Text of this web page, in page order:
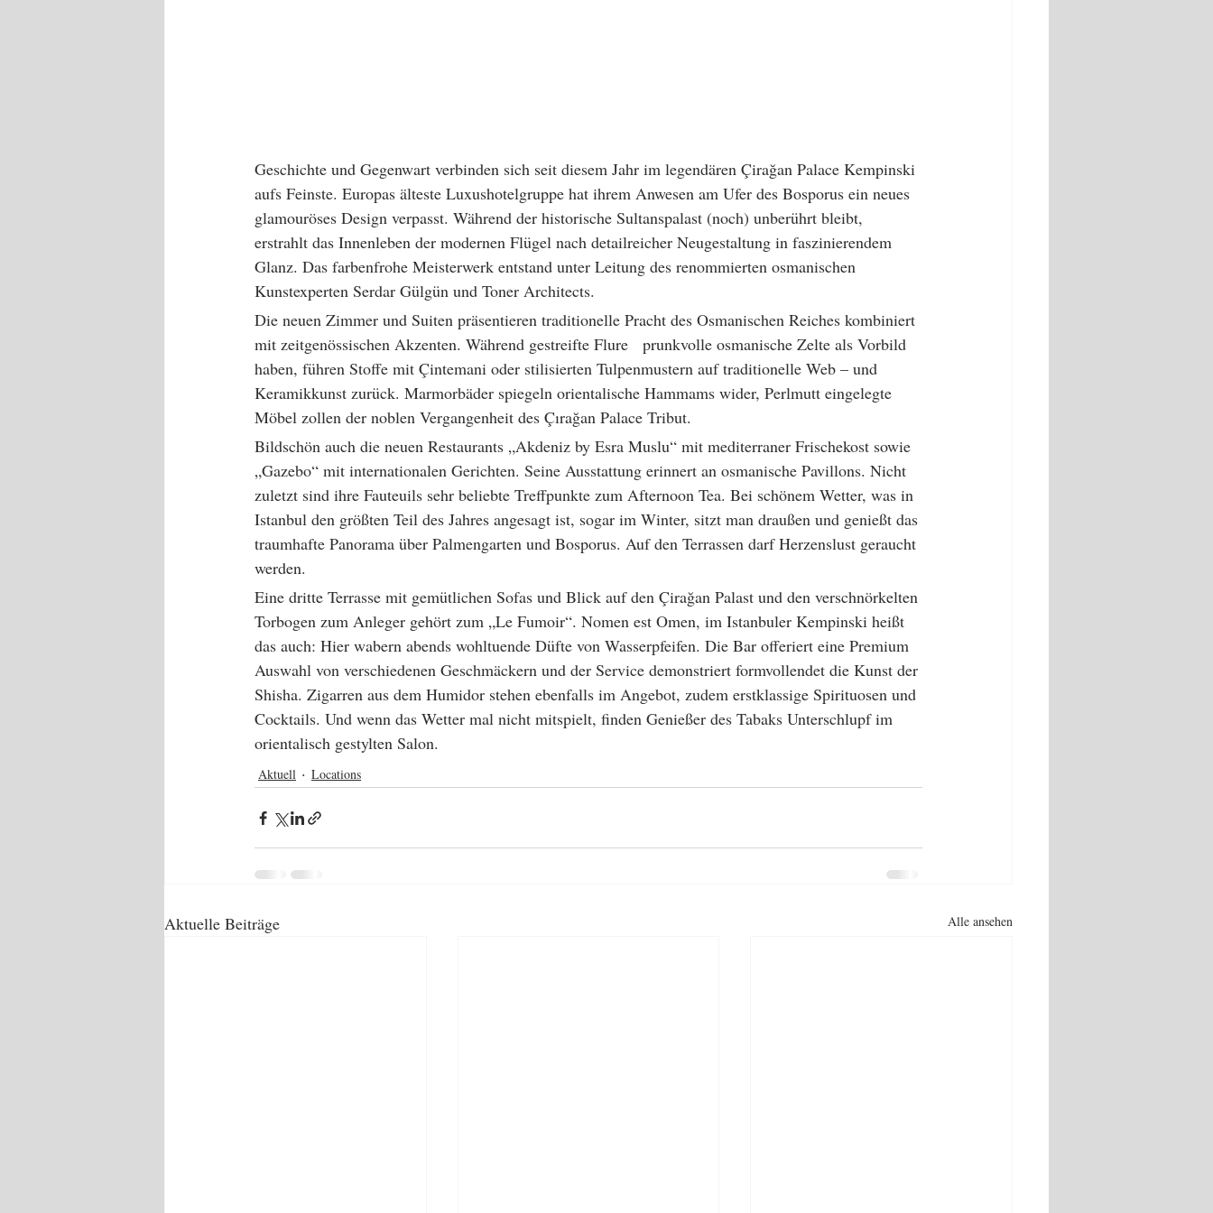
Geschichte und Gegenwart verbinden sich seit diesem Jahr im legendären Çirağan Palace Kempinski
aufs Feinste. Europas älteste Luxushotelgruppe hat ihrem Anwesen am Ufer des Bosporus ein neues
glamouröses Design verpasst. Während der historische Sultanspalast (noch) unberührt bleibt,
erstrahlt das Innenleben der modernen Flügel nach detailreicher Neugestaltung in faszinierendem
Glanz. Das farbenfrohe Meisterwerk entstand unter Leitung des renommierten osmanischen
Kunstexperten Serdar Gülgün und Toner Architects.
Die neuen Zimmer und Suiten präsentieren traditionelle Pracht des Osmanischen Reiches kombiniert
mit zeitgenössischen Akzenten. Während gestreifte Flure   prunkvolle osmanische Zelte als Vorbild
haben, führen Stoffe mit Çintemani oder stilisierten Tulpenmustern auf traditionelle Web – und
Keramikkunst zurück. Marmorbäder spiegeln orientalische Hammams wider, Perlmutt eingelegte
Möbel zollen der noblen Vergangenheit des Çırağan Palace Tribut.
Bildschön auch die neuen Restaurants „Akdeniz by Esra Muslu“ mit mediterraner Frischekost sowie
„Gazebo“ mit internationalen Gerichten. Seine Ausstattung erinnert an osmanische Pavillons. Nicht
zuletzt sind ihre Fauteuils sehr beliebte Treffpunkte zum Afternoon Tea. Bei schönem Wetter, was in
Istanbul den größten Teil des Jahres angesagt ist, sogar im Winter, sitzt man draußen und genießt das
traumhafte Panorama über Palmengarten und Bosporus. Auf den Terrassen darf Herzenslust geraucht
werden.
Eine dritte Terrasse mit gemütlichen Sofas und Blick auf den Çirağan Palast und den verschnörkelten
Torbogen zum Anleger gehört zum „Le Fumoir“. Nomen est Omen, im Istanbuler Kempinski heißt
das auch: Hier wabern abends wohltuende Düfte von Wasserpfeifen. Die Bar offeriert eine Premium
Auswahl von verschiedenen Geschmäckern und der Service demonstriert formvollendet die Kunst der
Shisha. Zigarren aus dem Humidor stehen ebenfalls im Angebot, zudem erstklassige Spirituosen und
Cocktails. Und wenn das Wetter mal nicht mitspielt, finden Genießer des Tabaks Unterschlupf im
orientalisch gestylten Salon.
Aktuell Locations
Aktuelle Beiträge Alle ansehen